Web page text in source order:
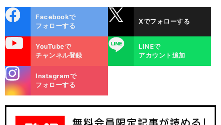
ok
Facebookで
フォローする
Xでフォローする
YouTubeで
チャンネル登録
LINE
LINEで
アカウント追加
m
Instagramで
フォローする